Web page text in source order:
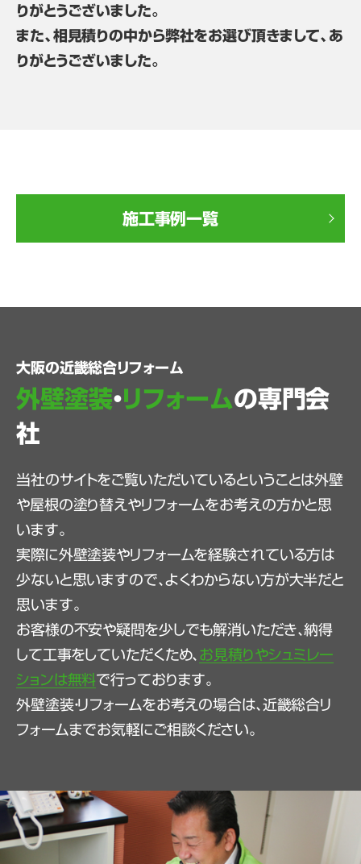
りがとうございました。
また、相見積りの中から弊社をお選び頂きまして、あ
りがとうございました。
施工事例一覧
大阪の近畿総合リフォーム
外壁塗装・リフォームの専門会
社
当社のサイトをご覧いただいているということは外壁
や屋根の塗り替えやリフォームをお考えの方かと思
います。
実際に外壁塗装やリフォームを経験されている方は
少ないと思いますので、よくわからない方が大半だと
思います。
お客様の不安や疑問を少しでも解消いただき、納得
して工事をしていただくため、 お見積りやシュミレー
ションは無料で行っております。
外壁塗装・リフォームをお考えの場合は、近畿総合リ
フォームまでお気軽にご相談ください。